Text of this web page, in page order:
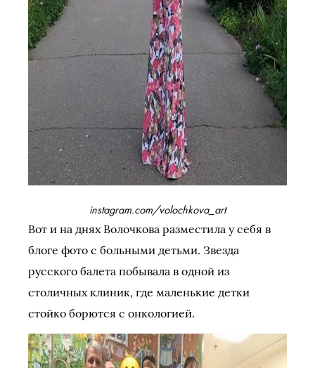
instagram.com/volochkova_art
Вот и на днях Волочкова разместила у себя в
блоге фото с больными детьми. Звезда
русского балета побывала в одной из
столичных клиник, где маленькие детки
стойко борются с онкологией.